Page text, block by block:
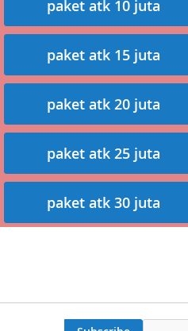
paket atk 10 juta
paket atk 15 juta
paket atk 20 juta
paket atk 25 juta
paket atk 30 juta